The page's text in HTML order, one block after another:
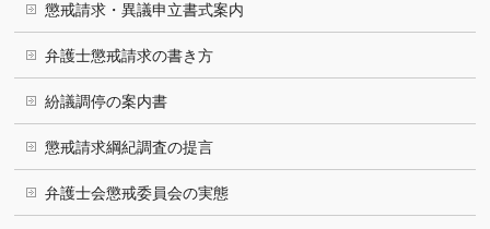
懲戒請求・異議申立書式案内
弁護士懲戒請求の書き方
紛議調停の案内書
懲戒請求綱紀調査の提言
弁護士会懲戒委員会の実態